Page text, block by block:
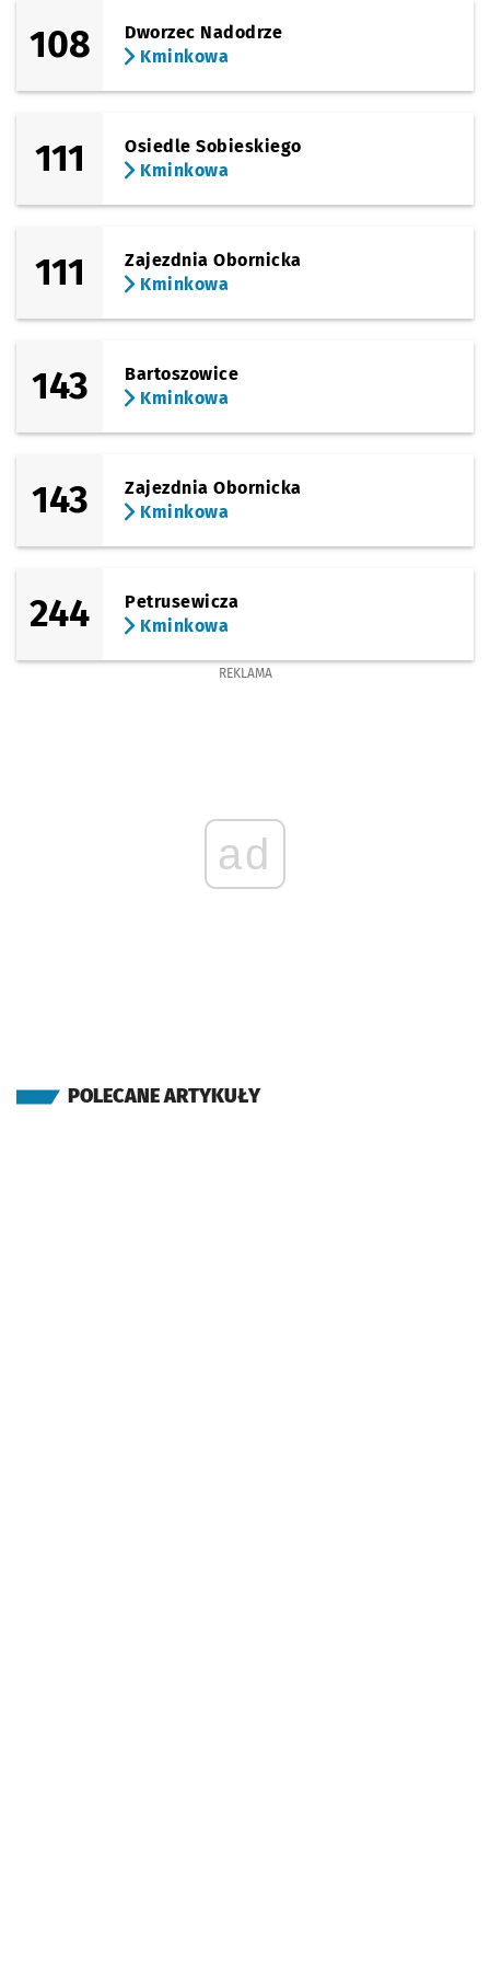
108
Dworzec Nadodrze
Kminkowa
111
Osiedle Sobieskiego
Kminkowa
111
Zajezdnia Obornicka
Kminkowa
143
Bartoszowice
Kminkowa
143
Zajezdnia Obornicka
Kminkowa
244
Petrusewicza
Kminkowa
REKLAMA
ad
POLECANE ARTYKUŁY